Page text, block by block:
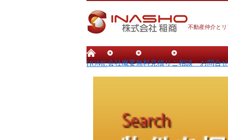
不動産仲介と
HOME会社概要無料見積りご相談・お問合せ